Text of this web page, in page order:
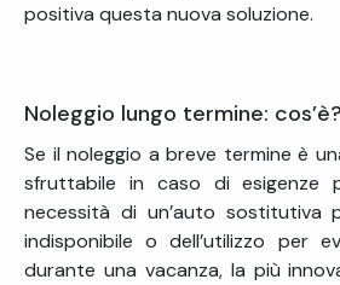
positiva questa nuova soluzione.
Noleggio lungo termine: cos’è?
Se il noleggio a breve termine è
sfruttabile in caso di esigenze
necessità di un’auto sostitutiva
indisponibile o dell’utilizzo per
durante una vacanza, la più